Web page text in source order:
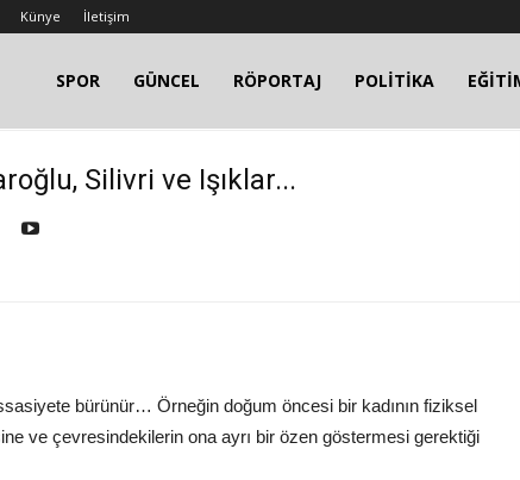
Künye İletişim
SPOR GÜNCEL RÖPORTAJ POLİTİKA
Silivri ve Işıklar...
bürünür… Örneğin doğum öncesi bir kadının fiziksel
ve çevresindekilerin ona ayrı bir özen göstermesi gerektiği